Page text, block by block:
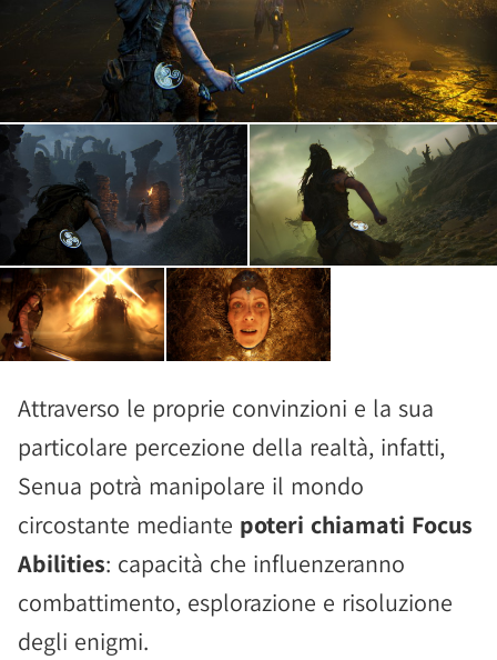
Attraverso le proprie convinzioni e la sua
particolare percezione della realtà, infatti,
Senua potrà manipolare il mondo
circostante mediante poteri chiamati Focus
Abilities: capacità che influenzeranno
combattimento, esplorazione e risoluzione
degli enigmi.